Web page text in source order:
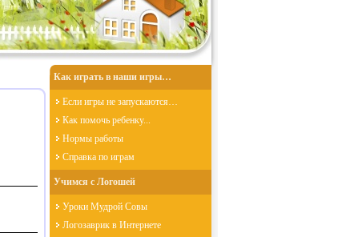
Как играть в наши игры…
Если игры не запускаются…
Как помочь ребенку...
Нормы работы
Справка по играм
Учимся с Логошей
Уроки Мудрой Совы
Логозаврик в Интернете